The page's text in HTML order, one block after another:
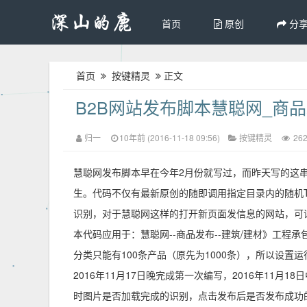
首页 原创 分
首页 按键精灵 正文
B2B网站发布脚本慧聪网_商
归一 10年前 (2016-11-18 09:56) 按键精灵
慧聪网发布脚本早在今年2月份就写过，而昨天写的
生。代码不仅有最新原创的随即调用指定目录内的随
识别，对于慧聪网这样的打开新页面发信息的网站，可
本代码应用于：慧聪网--商品发布--建筑/建材》工程
分类只能有100条产品（原先为1000条），所以设置运
2016年11月17日晚完成第一次编写，2016年11月18
时图片是否加载完成的识别，点击发布后是否发布成功